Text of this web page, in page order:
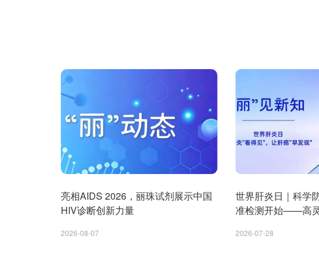
亮相AIDS 2026，丽珠试剂展示中国
HIV诊断创新力量
2026-08-07
世界肝炎日｜科学
准检测开始——高
2026-07-28